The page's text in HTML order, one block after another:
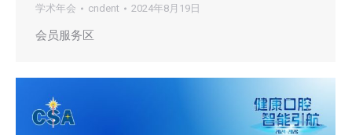
学术年会 cndent 2024年8月19日
会员服务区